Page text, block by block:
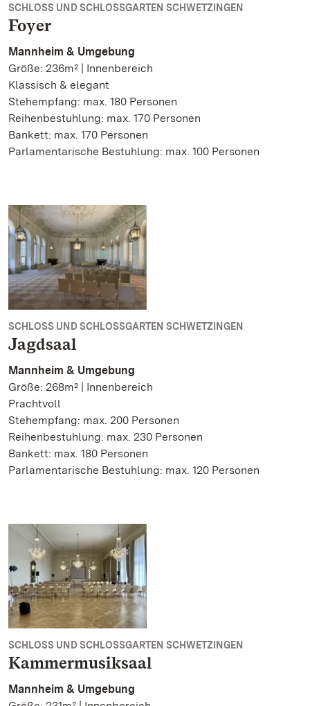
SCHLOSS UND SCHLOSSGARTEN SCHWETZINGEN
Foyer
Mannheim & Umgebung
Größe: 236m² | Innenbereich
Klassisch & elegant
Stehempfang: max. 180 Personen
Reihenbestuhlung: max. 170 Personen
Bankett: max. 170 Personen
Parlamentarische Bestuhlung: max. 100 Personen
SCHLOSS UND SCHLOSSGARTEN SCHWETZINGEN
Jagdsaal
Mannheim & Umgebung
Größe: 268m² | Innenbereich
Prachtvoll
Stehempfang: max. 200 Personen
Reihenbestuhlung: max. 230 Personen
Bankett: max. 180 Personen
Parlamentarische Bestuhlung: max. 120 Personen
SCHLOSS UND SCHLOSSGARTEN SCHWETZINGEN
Kammermusiksaal
Mannheim & Umgebung